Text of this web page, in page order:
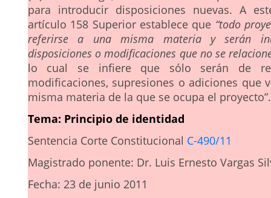
para introducir disposiciones nuevas. A
artículo 158 Superior establece que “todo
referirse a una misma materia y serán
disposiciones o modificaciones que no se
lo cual se infiere que sólo serán de
modificaciones, supresiones o adiciones que
misma materia de la que se ocupa el proyecto”.
Tema: Principio de identidad
Sentencia Corte Constitucional C-490/11
Magistrado ponente: Dr. Luis Ernesto Vargas
Fecha: 23 de junio 2011